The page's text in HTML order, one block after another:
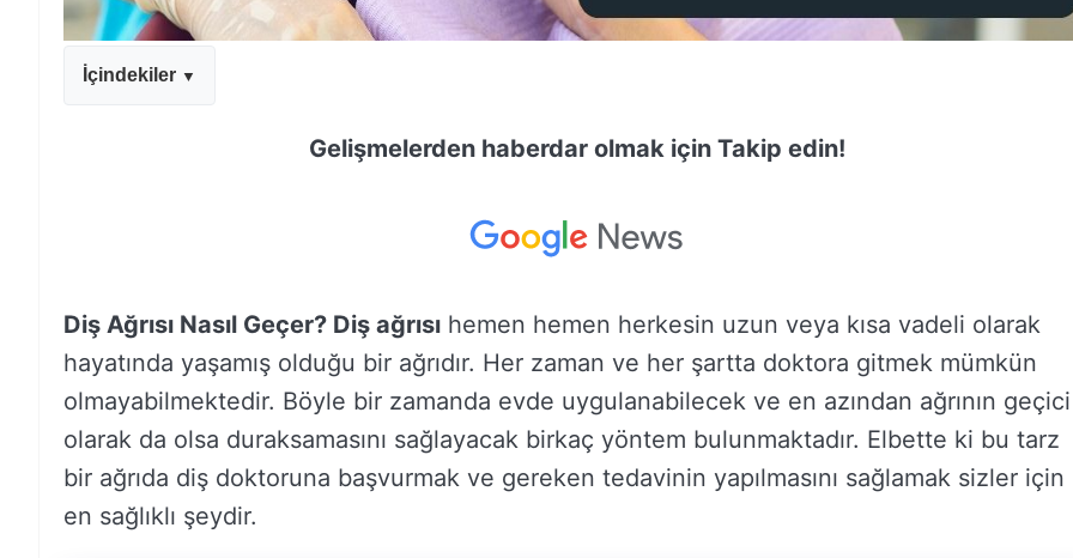
İçindekiler
Gelişmelerden haberdar olmak için Takip edin!
Diş Ağrısı Nasıl Geçer? Diş ağrısı hemen hemen herkesin uzun veya kısa vadeli olarak
hayatında yaşamış olduğu bir ağrıdır. Her zaman ve her şartta doktora gitmek mümkün
olmayabilmektedir. Böyle bir zamanda evde uygulanabilecek ve en azından ağrının geçici
olarak da olsa duraksamasını sağlayacak birkaç yöntem bulunmaktadır. Elbette ki bu tarz
bir ağrıda diş doktoruna başvurmak ve gereken tedavinin yapılmasını sağlamak sizler için
en sağlıklı şeydir.